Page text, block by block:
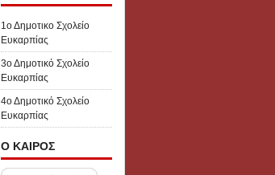
1ο Δημοτικο Σχολείο
Ευκαρπίας
3ο Δημοτικό Σχολείο
Ευκαρπίας
4ο Δημοτικό Σχολείο
Ευκαρπίας
Ο ΚΑΙΡΟΣ